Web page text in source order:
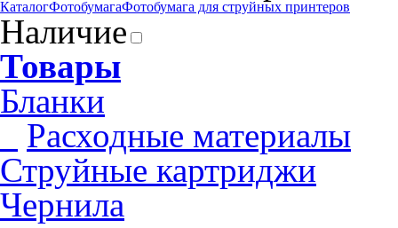
КаталогФотобумагаФотобумага для cтруйных принтеров
Наличие
Товары
Бланки
Pасходные материалы
Струйные картриджи
Чернила